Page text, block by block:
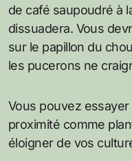
de café saupoudré à
dissuadera. Vous
sur le papillon du
les pucerons ne
Vous pouvez
proximité comme
éloigner de vos